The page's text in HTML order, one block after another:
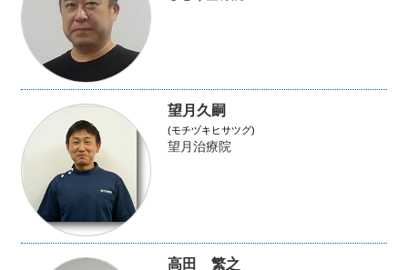
望月久嗣
(モチヅキヒサツグ)
望月治療院
高田 繁之